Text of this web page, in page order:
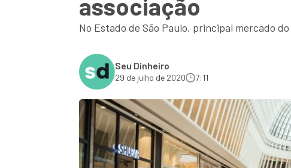
associação
No Estado de São Paulo, principal mercado
Seu Dinheiro
29 de julho de 2020 7:11